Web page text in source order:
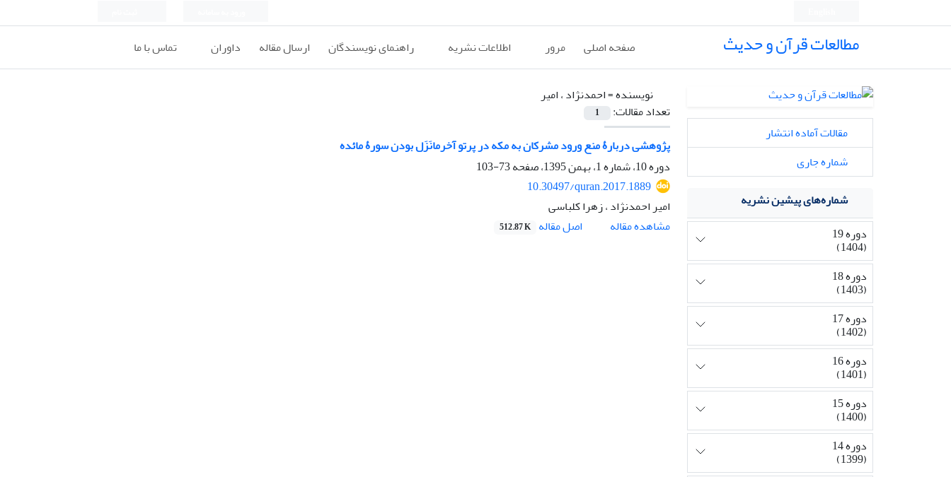
مطالعات قرآن و حدیث صفحه اصلی مرور اطلاعات نشریه راهنمای نویسندگان ارسال مقاله داوران تماس با ما
نویسنده =احمدنژاد ‏، امیر
تعداد مقالات:
1
پژوهشی دربارۀ منع ورود مشرکان به مکه در پرتو آخرمانَزَل بودن سورۀ مائده
دوره 10، شماره 1، بهمن 1395، صفحه
73-103
10.30497/quran.2017.1889
امیر احمدنژاد ‏، زهرا کلباسی
مشاهده مقاله
اصل مقاله 512.87 K
مقالات آماده انتشار
شماره جاری
شماره‌های پیشین نشریه
دوره 19
(1404)
دوره 18
(1403)
دوره 17
(1402)
دوره 16
(1401)
دوره 15
(1400)
دوره 14
(1399)